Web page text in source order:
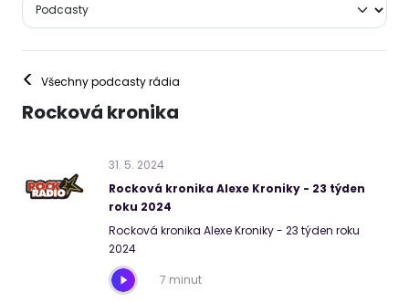
< Všechny podcasty rádia
Rocková kronika
31. 5. 2024
Rocková kronika Alexe Kroniky - 23 týden
roku 2024
Rocková kronika Alexe Kroniky - 23 týden roku
2024
7 minut